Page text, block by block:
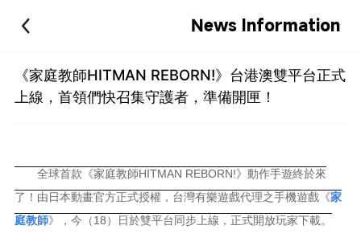
News Information
《家庭教師HITMAN REBORN!》台港澳雙平台正式
上線，首領們快召集守護者，準備開匣！
全球首款《家庭教師HITMAN REBORN!》動作手遊終於來
了！由日本動畫官方正式授權，台灣有樂遊戲代理之手機遊戲《家
庭教師》，今（18）日於雙平台同步上線，正式開放玩家下載。